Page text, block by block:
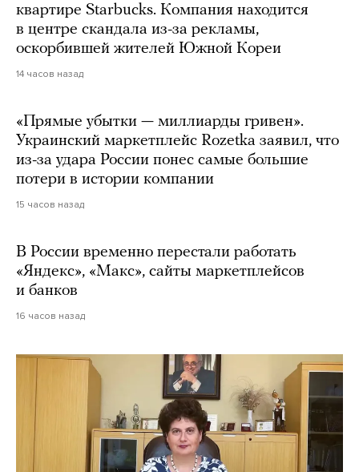
квартире Starbucks. Компания находится
в центре скандала из-за рекламы,
оскорбившей жителей Южной Кореи
14 часов назад
«Прямые убытки — миллиарды гривен».
Украинский маркетплейс Rozetka заявил, что
из-за удара России понес самые большие
потери в истории компании
15 часов назад
В России временно перестали работать
«Яндекс», «Макс», сайты маркетплейсов
и банков
16 часов назад